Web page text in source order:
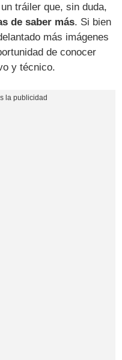
tráiler que, sin duda,
de saber más. Si bien
más imágenes
de conocer
y técnico.